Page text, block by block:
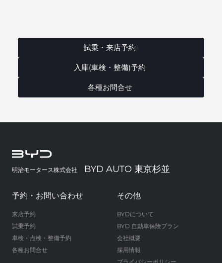
試乗・来店予約
入庫(車検・整備)予約
各種お問合せ
明治モータース株式会社 BYD AUTO 東京杉並
予約・お問い合わせ
来店予約
試乗予約
車検・点検・整備予約
各種お問合せ
その他
BYDについて
BYD 自動車保険プラン
会社概要
採用情報